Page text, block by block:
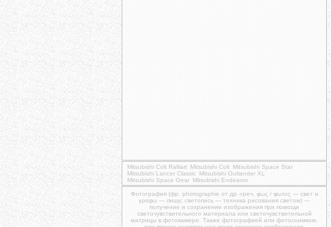
Mitsubishi Colt Ralliart Mitsubishi Colt Mitsubishi Space Star
Mitsubishi Lancer Classic Mitsubishi Outlander XL
Mitsubishi Space Gear Mitsubishi Endeavor
Фотография (фр. photographie от др.-греч. φως / φωτος — свет и
γραφω — пишу; светопись — техника рисования светом) —
получение и сохранение изображения при помощи
светочувствительного материала или светочувствительной
матрицы в фотокамере. Также фотографией или фотоснимком,